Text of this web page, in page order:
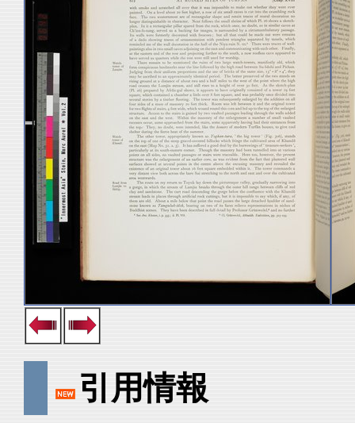
引用情報